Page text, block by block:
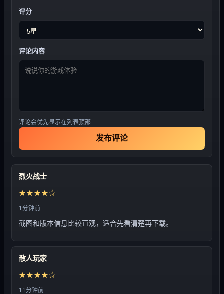
评分
评论内容
评论会优先显示在列表顶部
发布评论
烈火战士
★★★★☆
1分钟前
截图和版本信息比较直观，适合先看清楚再下载。
散人玩家
★★★★☆
11分钟前